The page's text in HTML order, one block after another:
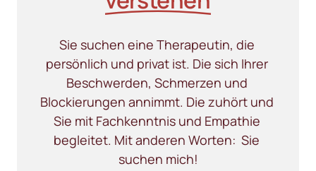
Sie suchen eine Therapeutin, die
persönlich und privat ist. Die sich Ihrer
Beschwerden, Schmerzen und
Blockierungen annimmt. Die zuhört und
Sie mit Fachkenntnis und Empathie
begleitet. Mit anderen Worten:  Sie
suchen mich!